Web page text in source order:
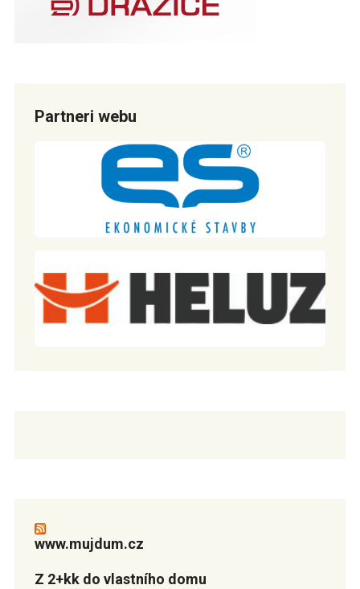
Partneri webu
www.mujdum.cz
Z 2+kk do vlastního domu